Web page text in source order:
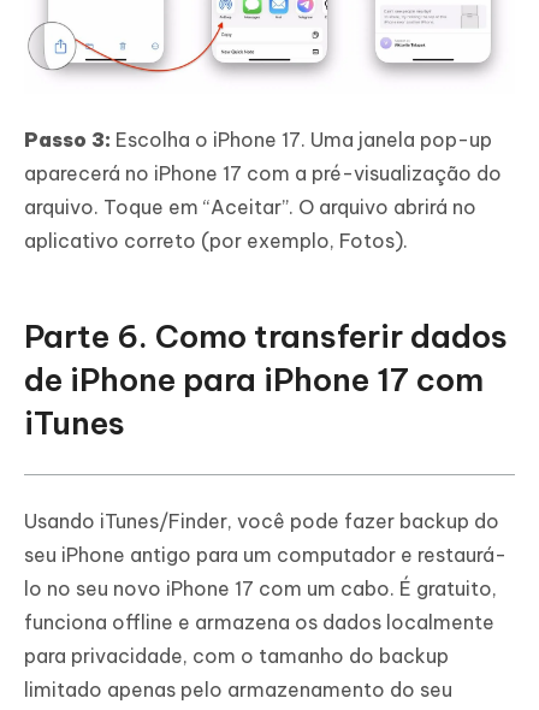
Passo 3: Escolha o iPhone 17. Uma janela pop-up
aparecerá no iPhone 17 com a pré-visualização do
arquivo. Toque em “Aceitar”. O arquivo abrirá no
aplicativo correto (por exemplo, Fotos).
Parte 6. Como transferir dados
de iPhone para iPhone 17 com
iTunes
Usando iTunes/Finder, você pode fazer backup do
seu iPhone antigo para um computador e restaurá-
lo no seu novo iPhone 17 com um cabo. É gratuito,
funciona offline e armazena os dados localmente
para privacidade, com o tamanho do backup
limitado apenas pelo armazenamento do seu